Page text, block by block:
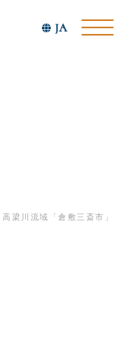
JA
高梁川流域「倉敷三斎市」